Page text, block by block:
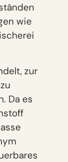
wie
zur
Da es